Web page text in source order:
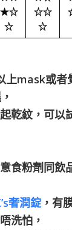
★☆
☆
☆☆
☆
上mask或者
乾紋，可以
食粉劑同飲
奢潤錠，有
洗怕，